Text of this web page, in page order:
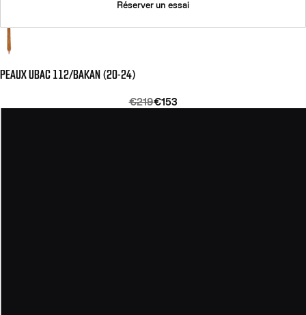
Réserver un essai
PEAUX UBAC 112/BAKAN (20-24)
€219€153